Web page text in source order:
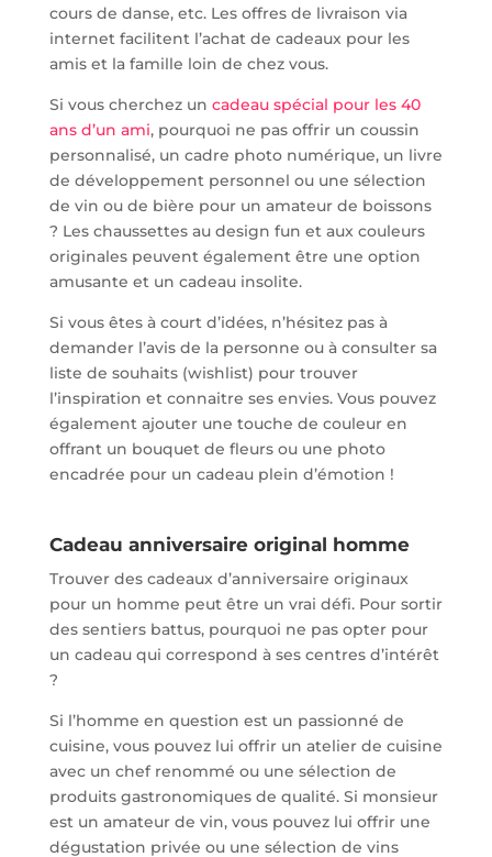
cours de danse, etc. Les offres de livraison via
internet facilitent l’achat de cadeaux pour les
amis et la famille loin de chez vous.
Si vous cherchez un cadeau spécial pour les 40
ans d’un ami, pourquoi ne pas offrir un coussin
personnalisé, un cadre photo numérique, un livre
de développement personnel ou une sélection
de vin ou de bière pour un amateur de boissons
? Les chaussettes au design fun et aux couleurs
originales peuvent également être une option
amusante et un cadeau insolite.
Si vous êtes à court d’idées, n’hésitez pas à
demander l’avis de la personne ou à consulter sa
liste de souhaits (wishlist) pour trouver
l’inspiration et connaitre ses envies. Vous pouvez
également ajouter une touche de couleur en
offrant un bouquet de fleurs ou une photo
encadrée pour un cadeau plein d’émotion !
Cadeau anniversaire original homme
Trouver des cadeaux d’anniversaire originaux
pour un homme peut être un vrai défi. Pour sortir
des sentiers battus, pourquoi ne pas opter pour
un cadeau qui correspond à ses centres d’intérêt
?
Si l’homme en question est un passionné de
cuisine, vous pouvez lui offrir un atelier de cuisine
avec un chef renommé ou une sélection de
produits gastronomiques de qualité. Si monsieur
est un amateur de vin, vous pouvez lui offrir une
dégustation privée ou une sélection de vins